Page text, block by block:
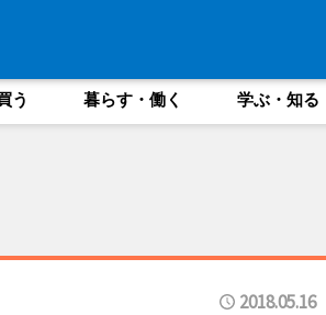
う 暮らす・働く 学ぶ・知る
2018.05.16